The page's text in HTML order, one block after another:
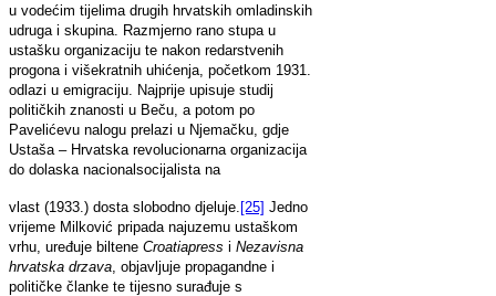
u vodećim tijelima drugih hrvatskih omladinskih
udruga i skupina. Razmjerno rano stupa u
ustašku organizaciju te nakon redarstvenih
progona i višekratnih uhićenja, početkom 1931.
odlazi u emigraciju. Najprije upisuje studij
političkih znanosti u Beču, a potom po
Pavelićevu nalogu prelazi u Njemačku, gdje
Ustaša – Hrvatska revolucionarna organizacija
do dolaska nacionalsocijalista na
vlast (1933.) dosta slobodno djeluje. [25] Jedno
vrijeme Milković pripada najuzemu ustaškom
vrhu, uređuje biltene Croatiapress i Nezavisna
hrvatska drzava , objavljuje propagandne i
političke članke te tijesno surađuje s